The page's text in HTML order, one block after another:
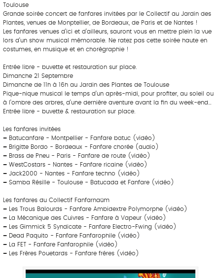
Toulouse
Grande soirée concert de fanfares invitées par le Collectif au Jardin des
Plantes, venues de Monptellier, de Bordeaux, de Paris et de Nantes !
Les fanfares venues d’ici et d’ailleurs, sauront vous en mettre plein la vue
lors d’un show musical mémorable. Ne ratez pas cette soirée haute en
costumes, en musique et en chorégraphie !
Entrée libre - buvette et restauration sur place.
Dimanche 21 Septembre
Dimanche de 11h à 16h au Jardin des Plantes de Toulouse
Pique-nique musical le temps d’un après-midi, pour profiter, au soleil ou
à l’ombre des arbres, d’une dernière aventure avant la fin du week-end…
Entrée libre - buvette & restauration sur place.
Les fanfares invitées
– Batucanfare - Montpellier - Fanfare batuc (vidéo)
– Brigitte Bordo - Bordeaux - Fanfare chorée (audio)
– Brass de Pneu - Paris - Fanfare de route (vidéo)
– WestCostars - Nantes - Fanfare ricaine (vidéo)
– Jack2000 - Nantes - Fanfare techno (vidéo)
– Samba Résille - Toulouse - Batucada et Fanfare (vidéo)
Les fanfares du Collectif Fanfarnaüm
– Les Trous Balourds - Fanfare Ambidextre Polymorphe (vidéo)
– La Mécanique des Cuivres - Fanfare à Vapeur (vidéo)
– Les Gimmick 5 Syndicate - Fanfare Electro-Fwing (vidéo)
– Dead Paquito - Fanfare Fanfarophile (vidéo)
– La FET - Fanfare Fanfarophile (vidéo)
– Les Frères Pouetards - Fanfare fréres (vidéo)